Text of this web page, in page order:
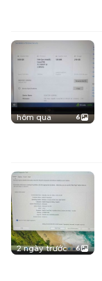
hôm qua 6
2 ngày trước 6